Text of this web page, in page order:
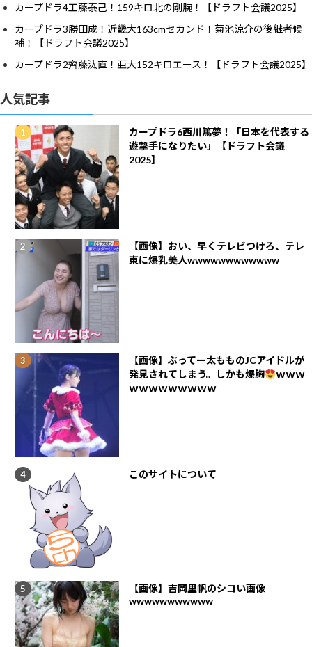
カープドラ4工藤泰己！159キロ北の剛腕！【ドラフト会議2025】
カープドラ3勝田成！近畿大163cmセカンド！菊池涼介の後継者候
補！【ドラフト会議2025】
カープドラ2齊藤汰直！亜大152キロエース！【ドラフト会議2025】
人気記事
カープドラ6西川篤夢！「日本を代表する
遊撃手になりたい」【ドラフト会議
2025】
【画像】おい、早くテレビつけろ、テレ
東に爆乳美人wwwwwwwwwwww
【画像】ぶってー太もものJCアイドルが
発見されてしまう。しかも爆胸
ｗｗｗ
ｗｗｗｗｗｗｗｗｗ
このサイトについて
【画像】吉岡里帆のシコい画像
wwwwwwwwwww